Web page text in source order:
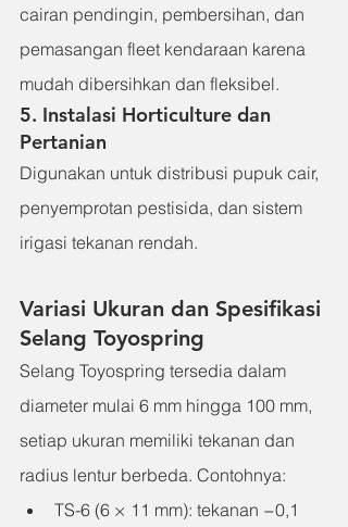
cairan pendingin, pembersihan, dan
pemasangan fleet kendaraan karena
mudah dibersihkan dan fleksibel.
5. Instalasi Horticulture dan
Pertanian
Digunakan untuk distribusi pupuk cair,
penyemprotan pestisida, dan sistem
irigasi tekanan rendah.
Variasi Ukuran dan Spesifikasi
Selang Toyospring
Selang Toyospring tersedia dalam
diameter mulai 6 mm hingga 100 mm,
setiap ukuran memiliki tekanan dan
radius lentur berbeda. Contohnya:
TS-6 (6 × 11 mm): tekanan −0,1